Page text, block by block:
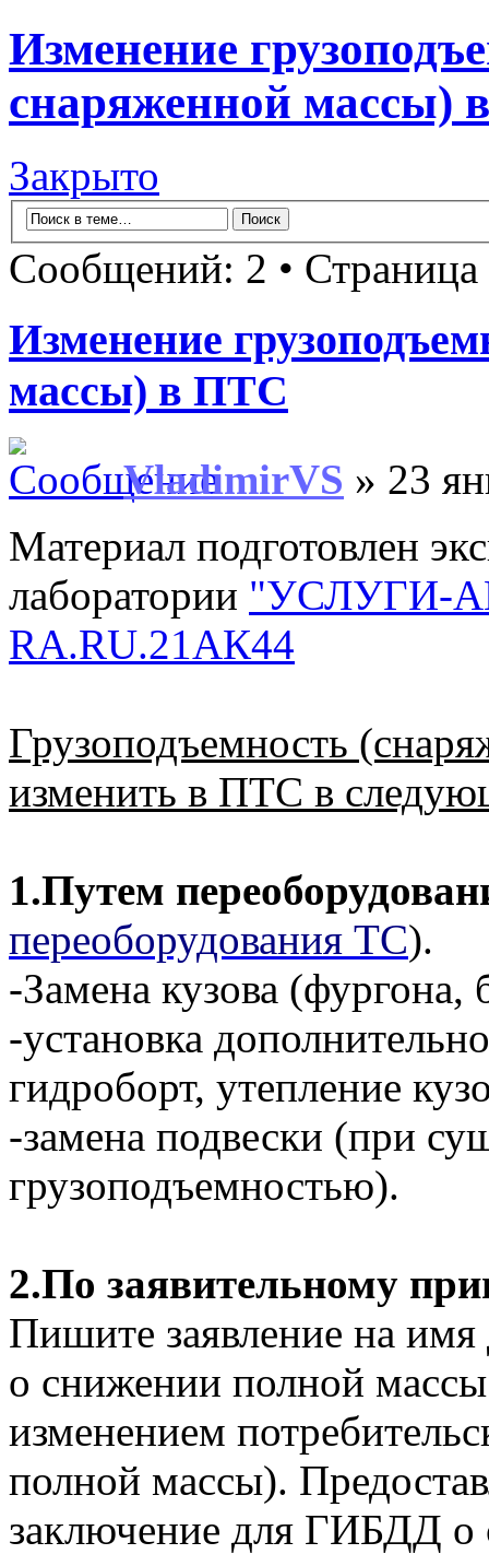
Изменение
снаряженной массы)
Закрыто
Сообщений: 2 • Страница
Изменение
массы) в ПТС
VladimirVS » 23
Материал подготовлен
лаборатории "УСЛУГИ-
RA.RU.21АК44
Грузоподъемность
изменить в ПТС в
1.Путем
переоборудования ТС).
-Замена кузова
-установка
гидроборт, утепление
-замена подвески (при
грузоподъемностью).
2.По заявительному
Пишите заявление на
о снижении полной массы
изменением
полной массы).
заключение для ГИБДД